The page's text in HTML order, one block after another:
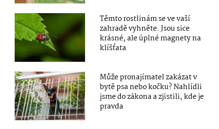
Těmto rostlinám se ve vaší
zahradě vyhněte. Jsou sice
krásné, ale úplné magnety na
klíšťata
Může pronajímatel zakázat v
bytě psa nebo kočku? Nahlídli
jsme do zákona a zjistili, kde je
pravda